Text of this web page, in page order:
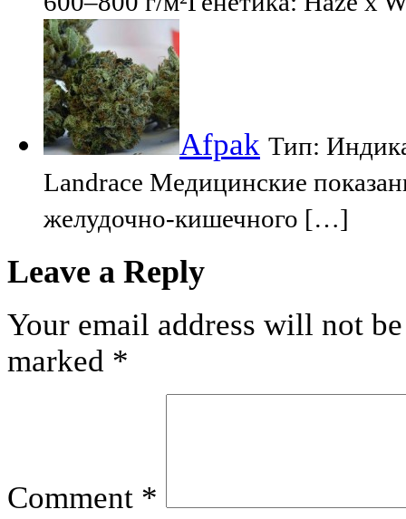
Afpak Тип:
Landrace Медицинские
желудочно-кишечного […]
Leave a Reply
Your email address will not
marked *
Comment *